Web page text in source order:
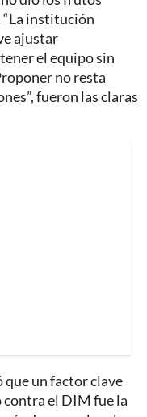
“La institución
ajustar
el equipo sin
no resta
fueron las claras
que un factor clave
contra el DIM fue la